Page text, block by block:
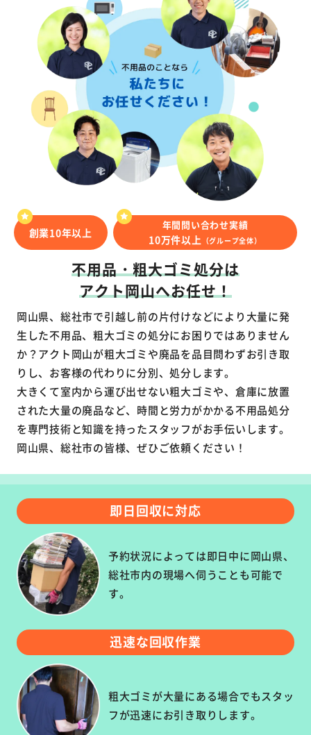
創業10年以上
年間問い合わせ実績
10万件以上 （グループ全体）
不用品・粗大ゴミ処分は
アクト岡山へお任せ！
岡山県、総社市で引越し前の片付けなどにより大量に発
生した不用品、粗大ゴミの処分にお困りではありません
か？アクト岡山が粗大ゴミや廃品を品目問わずお引き取
りし、お客様の代わりに分別、処分します。
大きくて室内から運び出せない粗大ゴミや、倉庫に放置
された大量の廃品など、時間と労力がかかる不用品処分
を専門技術と知識を持ったスタッフがお手伝いします。
岡山県、総社市の皆様、ぜひご依頼ください！
即日回収に対応
予約状況によっては即日中に岡山県、
総社市内の現場へ伺うことも可能で
す。
迅速な回収作業
粗大ゴミが大量にある場合でもスタッ
フが迅速にお引き取りします。